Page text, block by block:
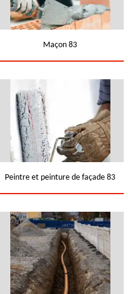
Maçon 83
Peintre et peinture de façade 83